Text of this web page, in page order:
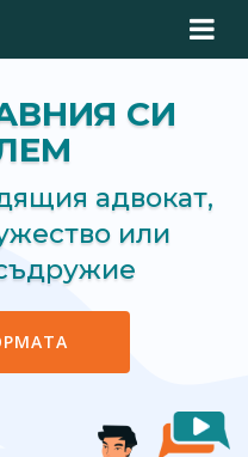
СИ
адвокат,
или